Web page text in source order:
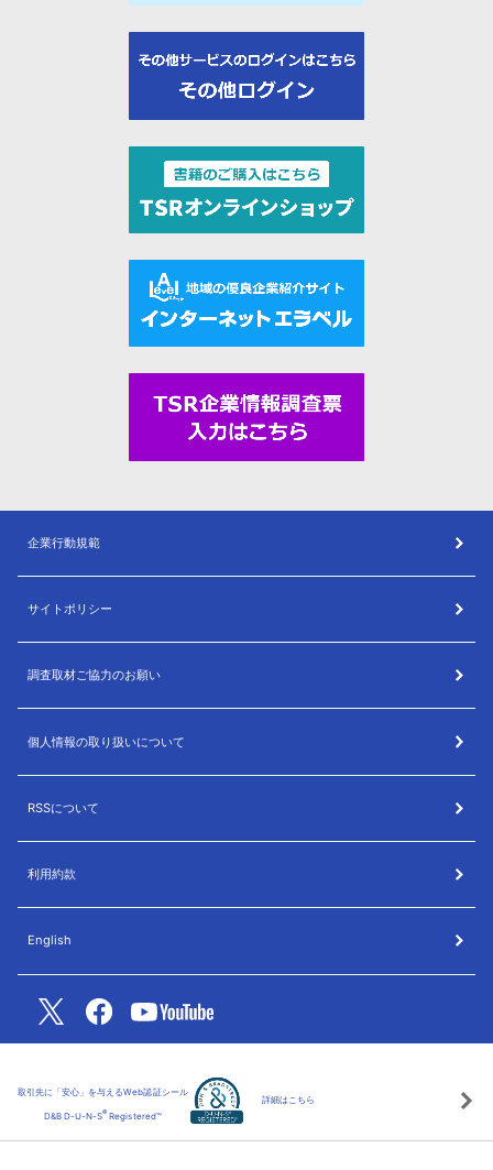
企業行動規範
サイトポリシー
調査取材ご協力のお願い
個人情報の取り扱いについて
RSSについて
利用約款
English
取引先に「安心」を与えるWeb認証シール
D&B D-U-N-S® Registered™
詳細はこちら